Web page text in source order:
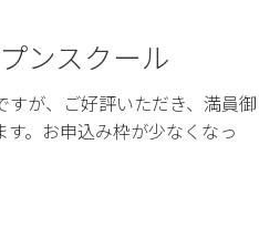
ンスクール
が、ご好評いただき、満員御
。お申込み枠が少なくなっ